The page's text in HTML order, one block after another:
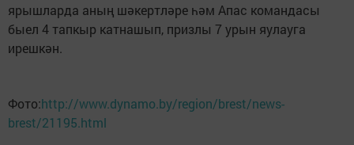
ярышларда аның шәкертләре һәм Апас командасы
быел 4 тапкыр катнашып, призлы 7 урын яулауга
ирешкән.
Фото:http://www.dynamo.by/region/brest/news-
brest/21195.html